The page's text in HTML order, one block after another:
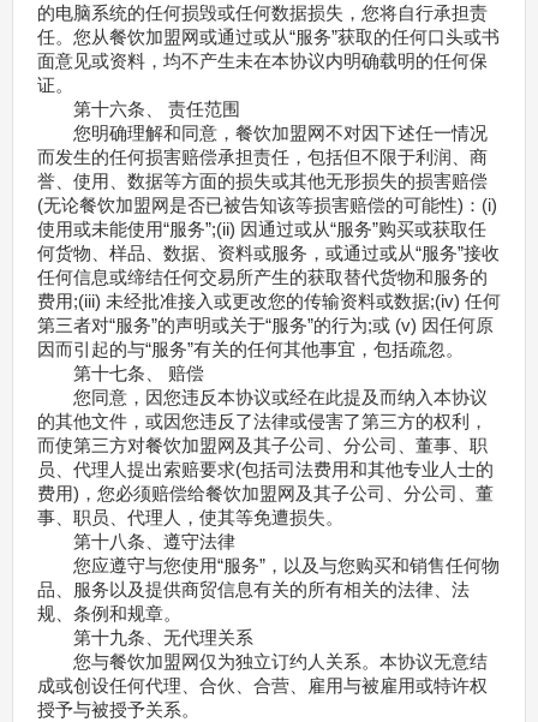
的电脑系统的任何损毁或任何数据损失，您将自行承担责
任。您从餐饮加盟网或通过或从“服务”获取的任何口头或书
面意见或资料，均不产生未在本协议内明确载明的任何保
证。
第十六条、 责任范围
您明确理解和同意，餐饮加盟网不对因下述任一情况
而发生的任何损害赔偿承担责任，包括但不限于利润、商
誉、使用、数据等方面的损失或其他无形损失的损害赔偿
(无论餐饮加盟网是否已被告知该等损害赔偿的可能性)：(i)
使用或未能使用“服务”;(ii) 因通过或从“服务”购买或获取任
何货物、样品、数据、资料或服务，或通过或从“服务”接收
任何信息或缔结任何交易所产生的获取替代货物和服务的
费用;(iii) 未经批准接入或更改您的传输资料或数据;(iv) 任何
第三者对“服务”的声明或关于“服务”的行为;或 (v) 因任何原
因而引起的与“服务”有关的任何其他事宜，包括疏忽。
第十七条、 赔偿
您同意，因您违反本协议或经在此提及而纳入本协议
的其他文件，或因您违反了法律或侵害了第三方的权利，
而使第三方对餐饮加盟网及其子公司、分公司、董事、职
员、代理人提出索赔要求(包括司法费用和其他专业人士的
费用)，您必须赔偿给餐饮加盟网及其子公司、分公司、董
事、职员、代理人，使其等免遭损失。
第十八条、遵守法律
您应遵守与您使用“服务”，以及与您购买和销售任何物
品、服务以及提供商贸信息有关的所有相关的法律、法
规、条例和规章。
第十九条、无代理关系
您与餐饮加盟网仅为独立订约人关系。本协议无意结
成或创设任何代理、合伙、合营、雇用与被雇用或特许权
授予与被授予关系。